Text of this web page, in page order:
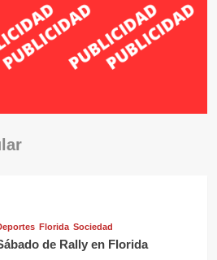
Florida Sociedad
de Rally en Florida